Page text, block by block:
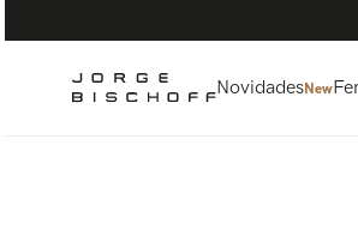
NovidadesNew
1º bolsa
scarpin